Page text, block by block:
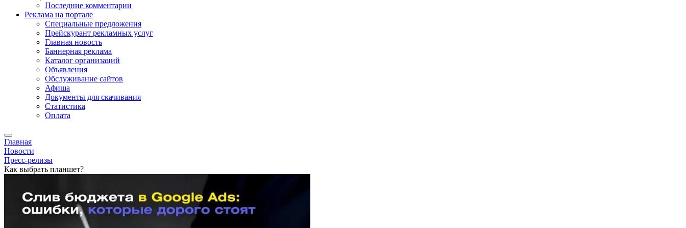
Последние комментарии
Реклама на портале
Специальные предложения
Прейскурант рекламных услуг
Главная новость
Баннерная реклама
Каталог организаций
Объявления
Обслуживание сайтов
Афиша
Документы для скачивания
Статистика
Оплата
Главная
Новости
Пресс-релизы
Как выбрать планшет?